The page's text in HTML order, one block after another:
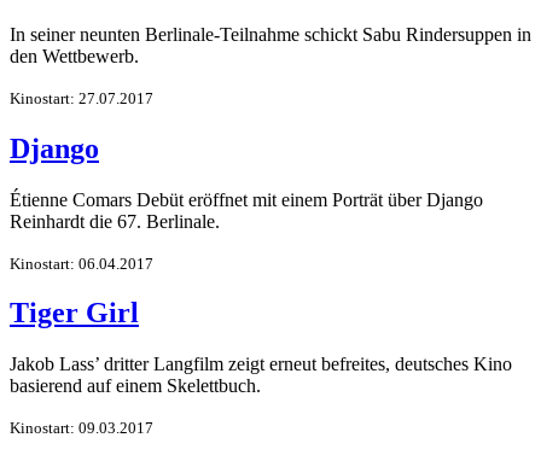
In seiner neunten Berlinale-Teilnahme schickt Sabu Rindersuppen in
den Wettbewerb.
Kinostart: 27.07.2017
Django
Étienne Comars Debüt eröffnet mit einem Porträt über Django
Reinhardt die 67. Berlinale.
Kinostart: 06.04.2017
Tiger Girl
Jakob Lass’ dritter Langfilm zeigt erneut befreites, deutsches Kino
basierend auf einem Skelettbuch.
Kinostart: 09.03.2017